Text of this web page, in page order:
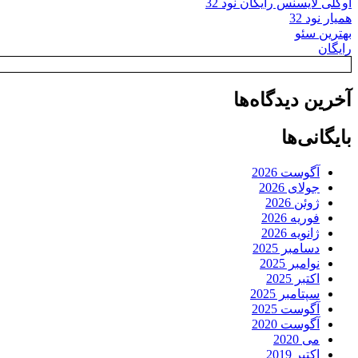
همیار نود 32
بهترین سئو
رایگان
آخرین دیدگاه‌ها
بایگانی‌ها
آگوست 2026
جولای 2026
ژوئن 2026
فوریه 2026
ژانویه 2026
دسامبر 2025
نوامبر 2025
اکتبر 2025
سپتامبر 2025
آگوست 2025
آگوست 2020
می 2020
اکتبر 2019